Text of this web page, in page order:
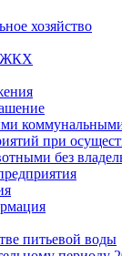
хозяйство
ЖКХ
при
без
питьевой воды